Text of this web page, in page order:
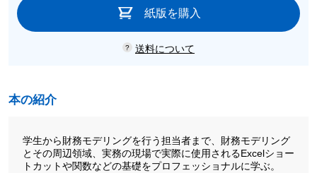
紙版を購入
送料について
本の紹介
学生から財務モデリングを行う担当者まで、財務モデリング
とその周辺領域、実務の現場で実際に使用されるExcelショー
トカットや関数などの基礎をプロフェッショナルに学ぶ。